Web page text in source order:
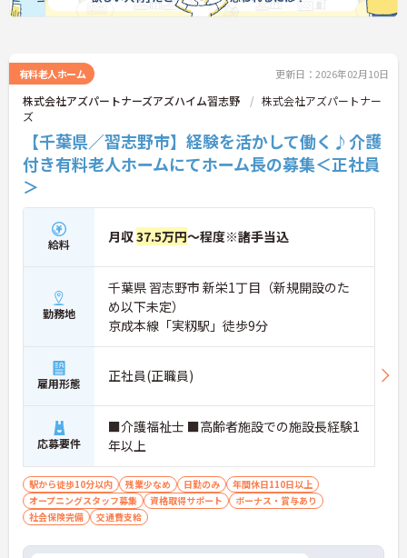
有料老人ホーム 更新日：2026年02月10日
株式会社アズパートナーズアズハイム習志野
株式会社アズパートナー
ズ
【千葉県／習志野市】経験を活かして働く♪介護
付き有料老人ホームにてホーム長の募集＜正社員
＞
給料 月収37.5万円～程度※諸手当込
勤務地
千葉県 習志野市 新栄1丁目（新規開設のた
め以下未定）
京成本線「実籾駅」徒歩9分
雇用形態 正社員(正職員)
応募要件
■介護福祉士 ■高齢者施設での施設長経験1
年以上
駅から徒歩10分以内 残業少なめ 日勤のみ
年間休日110日以上
オープニングスタッフ募集
資格取得サポート
ボーナス・賞与あり
社会保険完備
交通費支給